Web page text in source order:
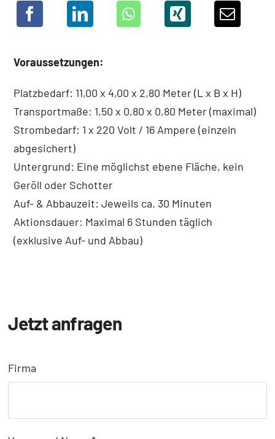
Voraussetzungen:
Platzbedarf: 11,00 x 4,00 x 2,80 Meter (L x B x H)
Transportmaße: 1,50 x 0,80 x 0,80 Meter (maximal)
Strombedarf: 1 x 220 Volt / 16 Ampere (einzeln
abgesichert)
Untergrund: Eine möglichst ebene Fläche, kein
Geröll oder Schotter
Auf- & Abbauzeit: Jeweils ca. 30 Minuten
Aktionsdauer: Maximal 6 Stunden täglich
(exklusive Auf- und Abbau)
Jetzt anfragen
Firma